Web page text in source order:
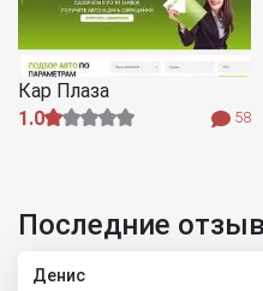
Кар Плаза
1.0
58
Последние
Денис